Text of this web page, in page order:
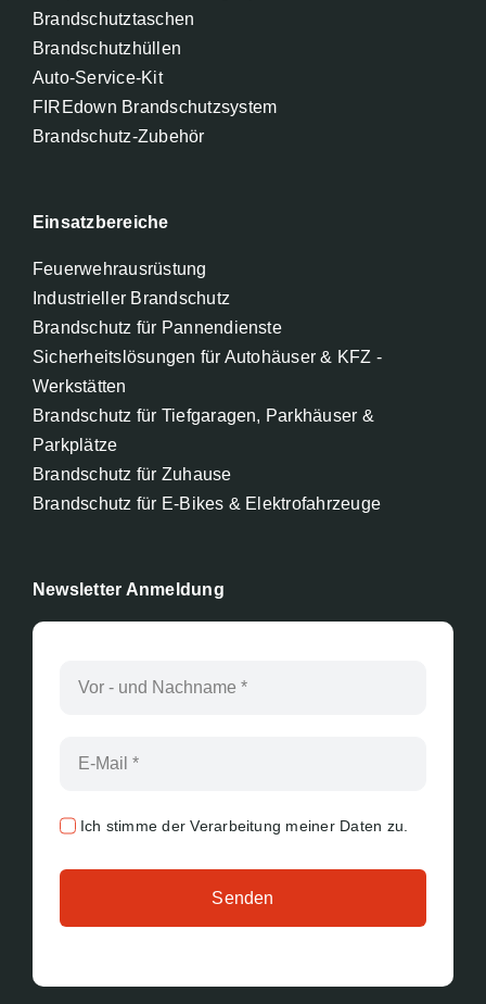
Brandschutztaschen
Brandschutzhüllen
Auto-Service-Kit
FIREdown Brandschutzsystem
Brandschutz-Zubehör
Einsatzbereiche
Feuerwehrausrüstung
Industrieller Brandschutz
Brandschutz für Pannendienste
Sicherheitslösungen für Autohäuser & KFZ -
Werkstätten
Brandschutz für Tiefgaragen, Parkhäuser &
Parkplätze
Brandschutz für Zuhause
Brandschutz für E-Bikes & Elektrofahrzeuge
Newsletter Anmeldung
Ich stimme der Verarbeitung meiner Daten zu.
Senden